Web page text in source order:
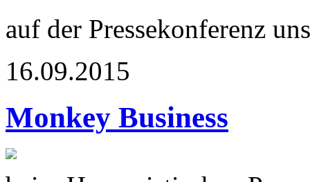
auf der Pressekonferenz
16.09.2015
Monkey Business